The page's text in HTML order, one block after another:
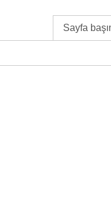
Sayfa